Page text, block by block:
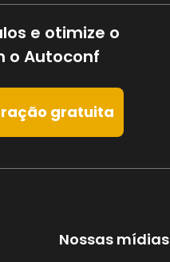
e otimize o
o Autoconf
gratuita
Nossas mídias